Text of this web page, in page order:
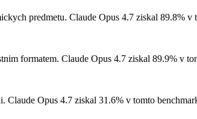
predmetu. Claude Opus 4.7 ziskal 89.8% v
formatem. Claude Opus 4.7 ziskal 89.9% v
Claude Opus 4.7 ziskal 31.6% v tomto